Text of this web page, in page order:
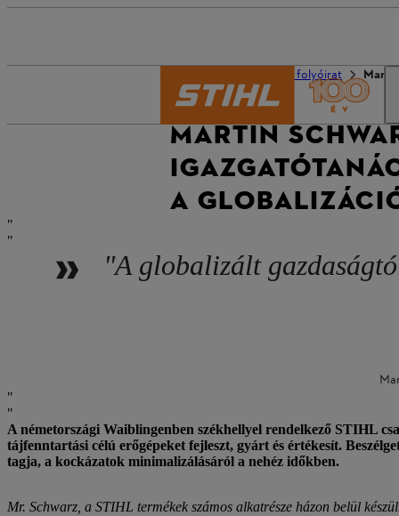
STIHL folyóirat
MARTIN
A
"A globalizált
A németországi Waiblingenben székhellyel rendelkező STIHL
tájfenntartási célú erőgépeket fejleszt, gyárt és értékesít.
tagja, a kockázatok minimalizálásáról a nehéz időkben.
Mr. Schwarz, a STIHL termékek számos alkatrésze házon belül